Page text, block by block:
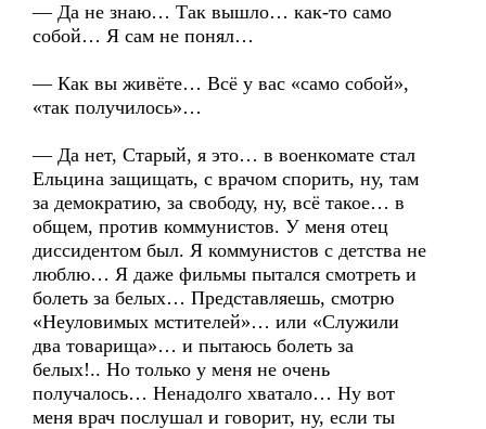
— Да не знаю… Так вышло… как-то само
собой… Я сам не понял…
— Как вы живёте… Всё у вас «само собой»,
«так получилось»…
— Да нет, Старый, я это… в военкомате стал
Ельцина защищать, с врачом спорить, ну, там
за демократию, за свободу, ну, всё такое… в
общем, против коммунистов. У меня отец
диссидентом был. Я коммунистов с детства не
люблю… Я даже фильмы пытался смотреть и
болеть за белых… Представляешь, смотрю
«Неуловимых мстителей»… или «Служили
два товарища»… и пытаюсь болеть за
белых!.. Но только у меня не очень
получалось… Ненадолго хватало… Ну вот
меня врач послушал и говорит, ну, если ты